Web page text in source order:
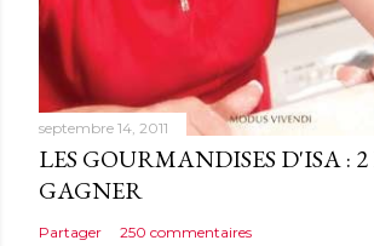
septembre 14, 2011
LES GOURMANDISES D'ISA :
GAGNER
Partager 250 commentaires